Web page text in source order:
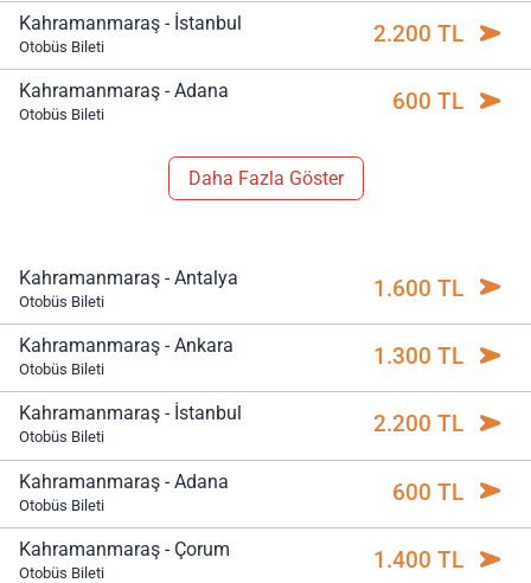
Kahramanmaraş - İstanbul
Otobüs Bileti 2.200 TL
Kahramanmaraş - Adana
Otobüs Bileti 600 TL
Daha Fazla Göster
Kahramanmaraş - Antalya
Otobüs Bileti 1.600 TL
Kahramanmaraş - Ankara
Otobüs Bileti 1.300 TL
Kahramanmaraş - İstanbul
Otobüs Bileti 2.200 TL
Kahramanmaraş - Adana
Otobüs Bileti 600 TL
Kahramanmaraş - Çorum
Otobüs Bileti 1.400 TL